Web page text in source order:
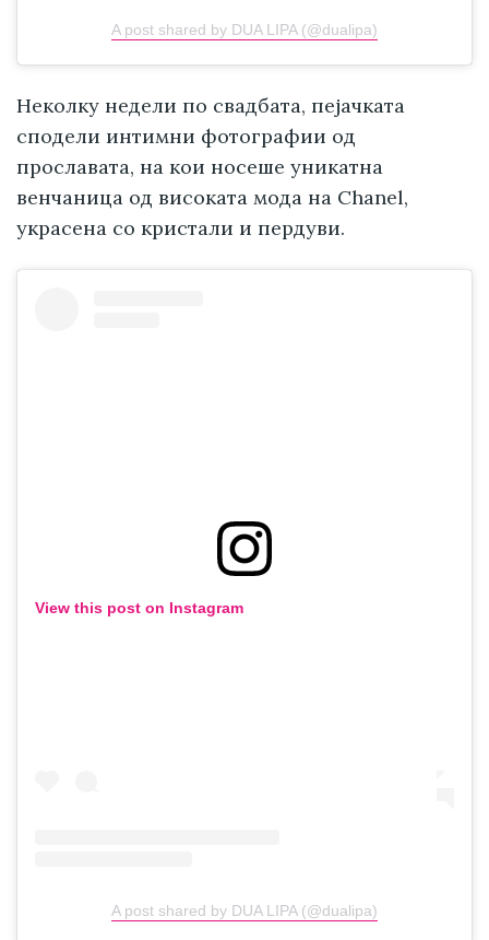
A post shared by DUA LIPA (@dualipa)
Неколку недели по свадбата, пејачката
сподели интимни фотографии од
прославата, на кои носеше уникатна
венчаница од високата мода на Chanel,
украсена со кристали и пердуви.
View this post on Instagram
A post shared by DUA LIPA (@dualipa)